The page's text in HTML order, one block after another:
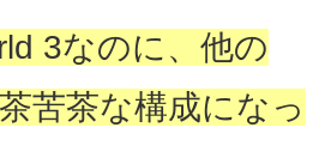
3なのに、他の
苦茶な構成になっ